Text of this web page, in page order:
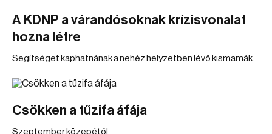
A KDNP a várandósoknak krízisvonalat
hozna létre
Segítséget kaphatnának a nehéz helyzetben lévő kismamák.
Csökken a tűzifa áfája
Szeptember közepétől.